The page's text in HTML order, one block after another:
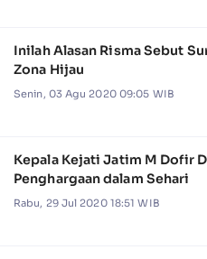
Inilah Alasan Risma Sebut
Zona Hijau
Senin, 03 Agu 2020 09:05 WIB
Kepala Kejati Jatim M Dofir
Penghargaan dalam Sehari
Rabu, 29 Jul 2020 18:51 WIB